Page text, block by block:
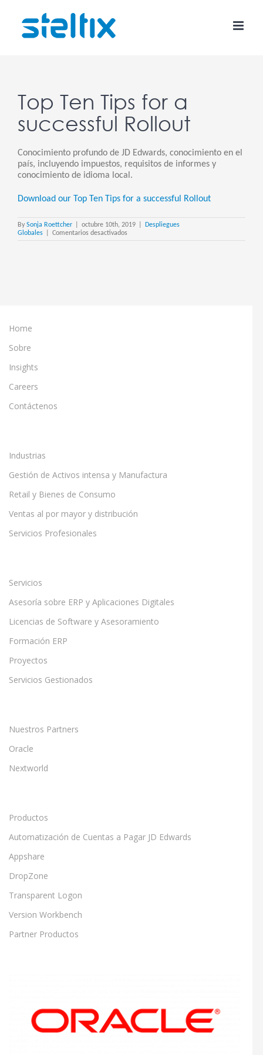
content
Top Ten Tips for a
successful Rollout
Conocimiento profundo de JD Edwards, conocimiento en el
país, incluyendo impuestos, requisitos de informes y
conocimiento de idioma local.
Download our Top Ten Tips for a successful Rollout
By Sonja Roettcher octubre 10th, 2019
Despliegues
Globales
Comentarios desactivadosen
Home
Sobre
Insights
Careers
Contáctenos
Industrias
Gestión de Activos intensa y Manufactura
Retail y Bienes de Consumo
Ventas al por mayor y distribución
Servicios Profesionales
Servicios
Asesoría sobre ERP y Aplicaciones Digitales
Licencias de Software y Asesoramiento
Formación ERP
Proyectos
Servicios Gestionados
Nuestros Partners
Oracle
Nextworld
Productos
Automatización de Cuentas a Pagar JD Edwards
Appshare
DropZone
Transparent Logon
Version Workbench
Partner Productos